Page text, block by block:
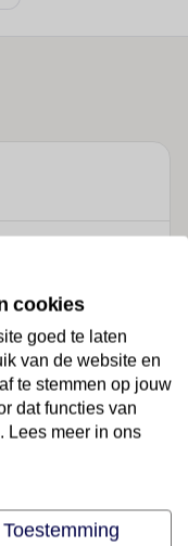
cookies
goed te laten
van de website en
te stemmen op jouw
dat functies van
Lees meer in ons
Toestemming